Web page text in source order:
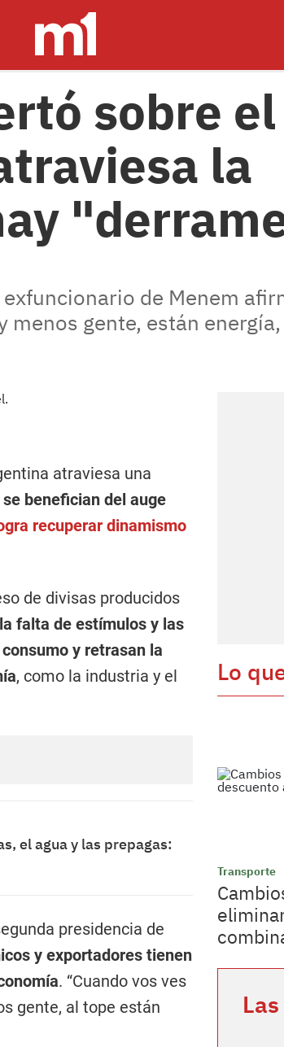
sobre el
la
de Menem
gente, están
atraviesa una
benefician del auge
recuperar dinamismo
de divisas producidos
la falta de estímulos y las
y retrasan la
, como la industria y el
el agua y las prepagas:
presidencia de
y exportadores tienen
. “Cuando vos ves
gente, al tope están
Lo
Transporte